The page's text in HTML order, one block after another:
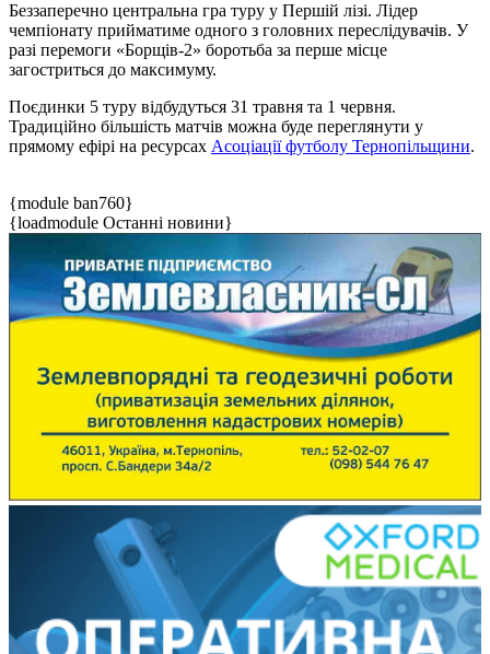
Беззаперечно центральна гра туру у Першій лізі. Лідер
чемпіонату прийматиме одного з головних переслідувачів. У
разі перемоги «Борщів-2» боротьба за перше місце
загостриться до максимуму.
Поєдинки 5 туру відбудуться 31 травня та 1 червня.
Традиційно більшість матчів можна буде переглянути у
прямому ефірі на ресурсах Асоціації футболу Тернопільщини.
{module ban760}
{loadmodule Останні новини}